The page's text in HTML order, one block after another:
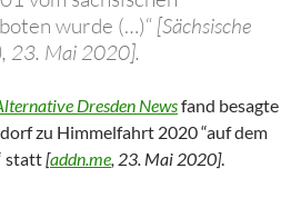
wurde (…)“ [Sächsische
23. Mai 2020].
Dresden Newsfand besagte
zu Himmelfahrt 2020 “auf dem
statt[addn.me, 23. Mai 2020].